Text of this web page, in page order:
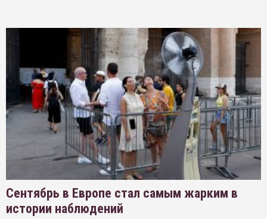
Сентябрь в Европе стал самым жарким в
истории наблюдений